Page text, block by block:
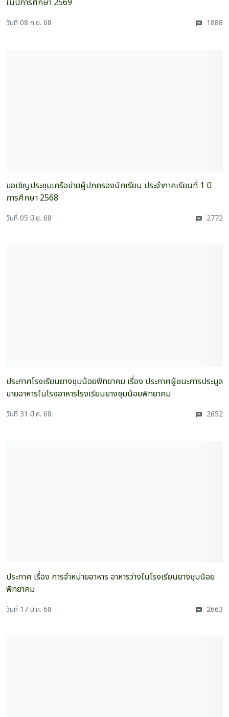
ในปีการศึกษา 2569
วันที่ 08 ก.ย. 68 1888
ขอเชิญประชุมเครือข่ายผู้ปกครองนักเรียน ประจำภาคเรียนที่ 1 ปี
การศึกษา 2568
วันที่ 05 มิ.ย. 68 2772
ประกาศ​โรงเรียน​ยางชุมน้อย​พิทยาคม​ เรื่อง​ ประกาศ​ผู้​ชนะการประมูล​
ขาย​อาหาร​ใน​โรงอาหาร​โรงเรียน​ยางชุมน้อย​พิทยาคม
วันที่ 31 มี.ค. 68 2652
ประกาศ เรื่อง การจำหน่ายอาหาร อาหารว่างในโรงเรียนยางชุมน้อย
พิทยาคม
วันที่ 17 มี.ค. 68 2663